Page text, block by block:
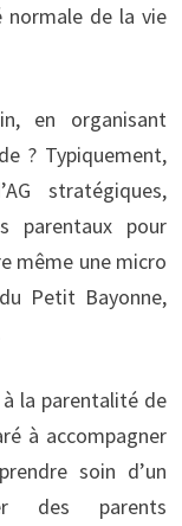
normale de la vie
en organisant
? Typiquement,
stratégiques,
parentaux pour
même une micro
Petit Bayonne,
la parentalité de
à accompagner
soin d’un
des parents